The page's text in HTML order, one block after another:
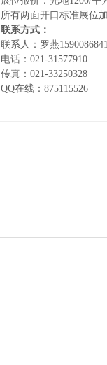
所有两面开口标准展位
联系方式 ：
联系人：罗燕
电话： 021-31577910
传真： 021-33250328
QQ在线：875115526